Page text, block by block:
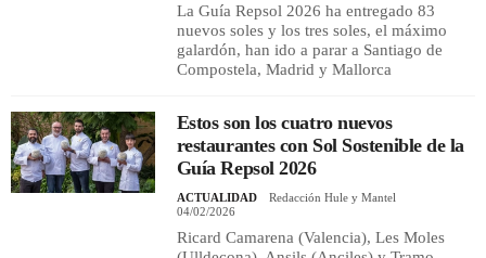
La Guía Repsol 2026 ha entregado 83
nuevos soles y los tres soles, el máximo
galardón, han ido a parar a Santiago de
Compostela, Madrid y Mallorca
Estos son los cuatro nuevos
restaurantes con Sol Sostenible de la
Guía Repsol 2026
ACTUALIDAD
Redacción Hule y Mantel
04/02/2026
Ricard Camarena (Valencia), Les Moles